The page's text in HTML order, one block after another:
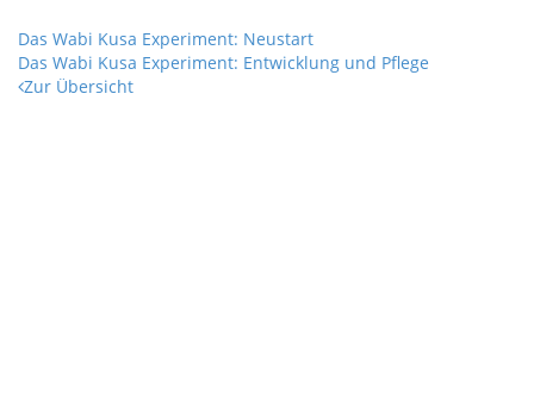
Das Wabi Kusa Experiment: Neustart
Das Wabi Kusa Experiment: Entwicklung und Pflege
Zur Übersicht